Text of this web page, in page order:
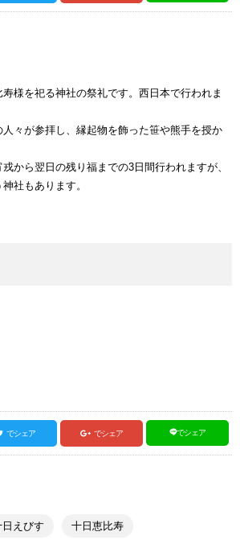
様を祀る神社の祭礼です。西日本で行われま
々が参拝し、縁起物を飾った笹や熊手を授か
から翌日の残り福までの3日間行われますが、
社もあります。
でシェア でシェア でシェア
日えびす 十日恵比寿